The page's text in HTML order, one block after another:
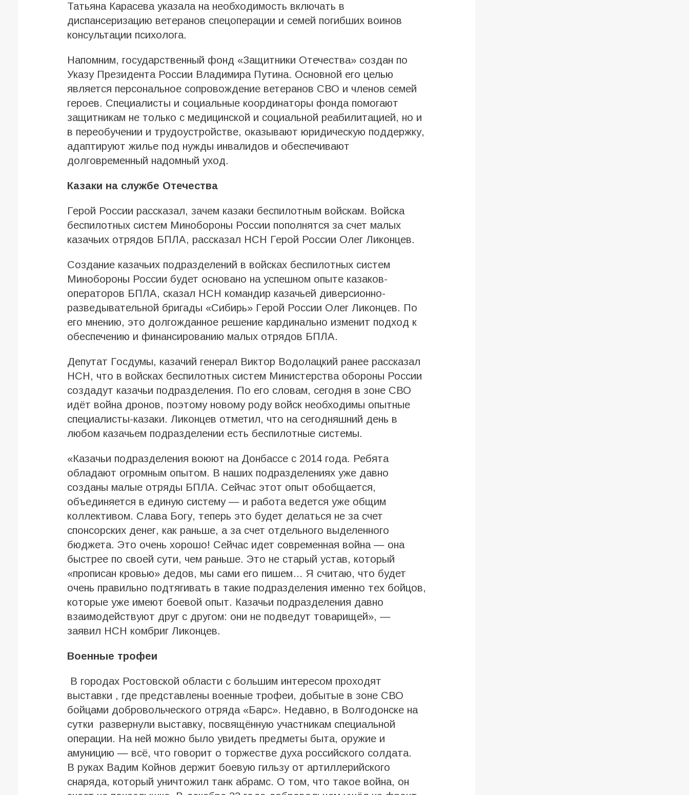
Татьяна Карасева указала на необходимость включать в
диспансеризацию ветеранов спецоперации и семей погибших воинов
консультации психолога.
Напомним, государственный фонд «Защитники Отечества» создан по
Указу Президента России Владимира Путина. Основной его целью
является персональное сопровождение ветеранов СВО и членов семей
героев. Специалисты и социальные координаторы фонда помогают
защитникам не только с медицинской и социальной реабилитацией, но и
в переобучении и трудоустройстве, оказывают юридическую поддержку,
адаптируют жилье под нужды инвалидов и обеспечивают
долговременный надомный уход.
Казаки на службе Отечества
Герой России рассказал, зачем казаки беспилотным войскам. Войска
беспилотных систем Минобороны России пополнятся за счет малых
казачьих отрядов БПЛА, рассказал НСН Герой России Олег Ликонцев.
Создание казачьих подразделений в войсках беспилотных систем
Минобороны России будет основано на успешном опыте казаков-
операторов БПЛА, сказал НСН командир казачьей диверсионно-
разведывательной бригады «Сибирь» Герой России Олег Ликонцев. По
его мнению, это долгожданное решение кардинально изменит подход к
обеспечению и финансированию малых отрядов БПЛА.
Депутат Госдумы, казачий генерал Виктор Водолацкий ранее рассказал
НСН, что в войсках беспилотных систем Министерства обороны России
создадут казачьи подразделения. По его словам, сегодня в зоне СВО
идёт война дронов, поэтому новому роду войск необходимы опытные
специалисты-казаки. Ликонцев отметил, что на сегодняшний день в
любом казачьем подразделении есть беспилотные системы.
«Казачьи подразделения воюют на Донбассе с 2014 года. Ребята
обладают огромным опытом. В наших подразделениях уже давно
созданы малые отряды БПЛА. Сейчас этот опыт обобщается,
объединяется в единую систему — и работа ведется уже общим
коллективом. Слава Богу, теперь это будет делаться не за счет
спонсорских денег, как раньше, а за счет отдельного выделенного
бюджета. Это очень хорошо! Сейчас идет современная война — она
быстрее по своей сути, чем раньше. Это не старый устав, который
«прописан кровью» дедов, мы сами его пишем… Я считаю, что будет
очень правильно подтягивать в такие подразделения именно тех бойцов,
которые уже имеют боевой опыт. Казачьи подразделения давно
взаимодействуют друг с другом: они не подведут товарищей», —
заявил НСН комбриг Ликонцев.
Военные трофеи
В городах Ростовской области с большим интересом проходят
выставки , где представлены военные трофеи, добытые в зоне СВО
бойцами добровольческого отряда «Барс». Недавно, в Волгодонске на
сутки развернули выставку, посвящённую участникам специальной
операции. На ней можно было увидеть предметы быта, оружие и
амуницию — всё, что говорит о торжестве духа российского солдата.
В руках Вадим Койнов держит боевую гильзу от артиллерийского
снаряда, который уничтожил танк абрамс. О том, что такое война, он